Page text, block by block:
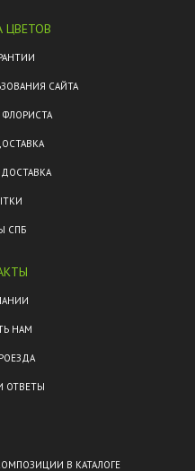
ЦВЕТОВ
САЙТА
ДОСТАВКА
СПБ
НАМ
ОТВЕТЫ
В КАТАЛОГЕ